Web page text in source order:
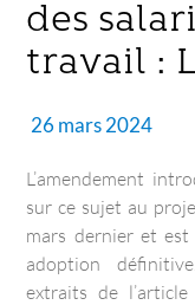
des
travail :
26 mars 2024
L’amendement
sur ce sujet au
mars dernier et
adoption
extraits de